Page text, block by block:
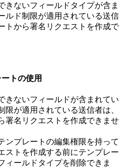
きないフィールドタイプが含ま
ルド制限が適用されている送信
トから署名リクエストを作成で
トの使用
きないフィールドが含まれてい
限が適用されている送信者は、
署名リクエストを作成できませ
ンプレートの編集権限を持って
ストを作成する前にテンプレー
ィールドタイプを削除できま